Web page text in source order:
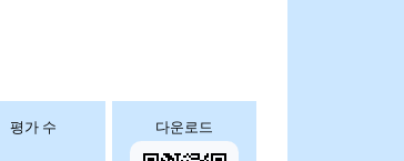
평가 수 다운로드